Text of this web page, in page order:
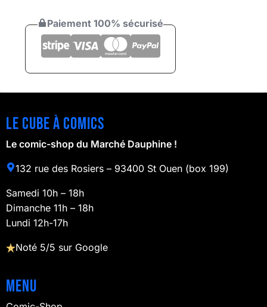
Paiement 100% sécurisé
Le cube à comics
Le comic-shop du Marché Dauphine !
132 rue des Rosiers – 93400 St Ouen (box 199)
Samedi 10h – 18h
Dimanche 11h – 18h
Lundi 12h-17h
Noté 5/5 sur Google
Menu